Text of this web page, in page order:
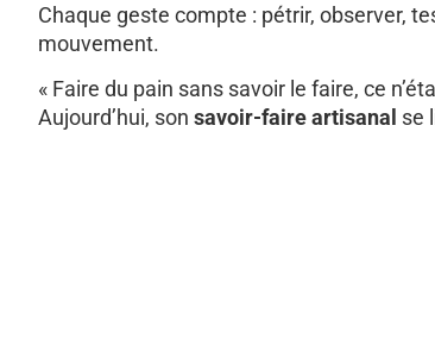
Chaque geste compte : pétrir, observer,
mouvement.
« Faire du pain sans savoir le faire, ce
Aujourd’hui, son savoir-faire artisanal se